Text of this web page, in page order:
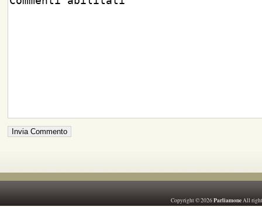
Copyright © 2026ParliamoneAll